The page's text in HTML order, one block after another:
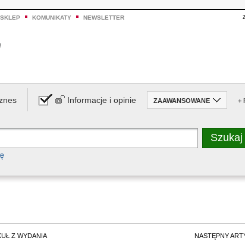
KOMUNIKATY NEWSLETTER
Informacje i opinie ZAAWANSOWANE +
Z WYDANIA NASTĘPNY